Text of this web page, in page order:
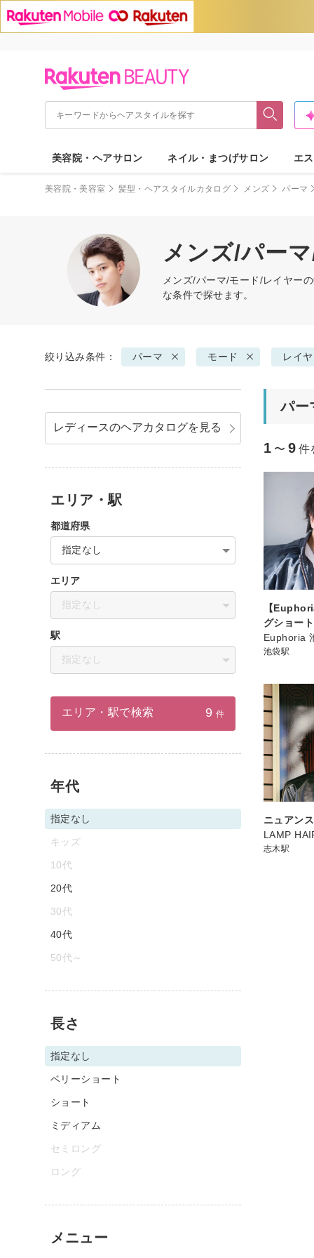
美容院・ヘアサロン ネイル・まつげサロン エ
美容院・美容室 髪型・ヘアスタイルカタログ メンズ パーマ
メンズ/パー
メンズ/パーマ/モード/レイヤー
な条件で探せます。
絞り込み条件： パーマ モード レイ
パー
1 〜 9 件
【
グショー
Euphoria
池袋駅
ニュアン
LAMP
志木駅
レディースのヘアカタログを見る
エリア・駅
都道府県
指定なし
エリア
指定なし
駅
指定なし
エリア・駅で検索 9 件
年代
指定なし
キッズ
10代
20代
30代
40代
50代～
長さ
指定なし
ベリーショート
ショート
ミディアム
セミロング
ロング
メニュー